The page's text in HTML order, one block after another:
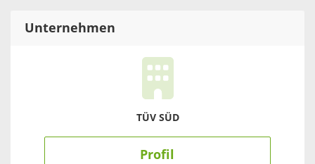
Unternehmen
TÜV SÜD
Profil